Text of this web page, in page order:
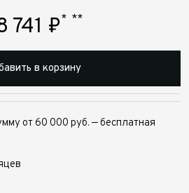
741 ₽* **
в корзину
от 60 000 руб. — бесплатная